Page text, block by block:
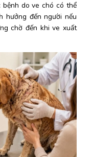
do ve chó có thể
hưởng đến người nếu
chờ đến khi ve xuất